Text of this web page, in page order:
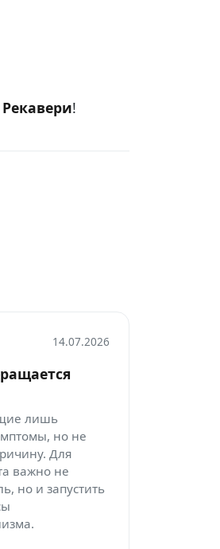
!
14.07.2026
лишь
но не
Для
важно не
но и запустить